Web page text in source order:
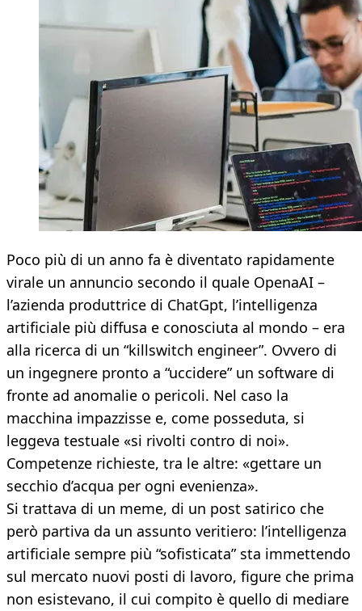
Poco più di un anno fa è diventato rapidamente
virale un annuncio secondo il quale OpenaAI –
l’azienda produttrice di ChatGpt, l’intelligenza
artificiale più diffusa e conosciuta al mondo – era
alla ricerca di un “killswitch engineer”. Ovvero di
un ingegnere pronto a “uccidere” un software di
fronte ad anomalie o pericoli. Nel caso la
macchina impazzisse e, come posseduta, si
leggeva testuale «si rivolti contro di noi».
Competenze richieste, tra le altre: «gettare un
secchio d’acqua per ogni evenienza».
Si trattava di un meme, di un post satirico che
però partiva da un assunto veritiero: l’intelligenza
artificiale sempre più “sofisticata” sta immettendo
sul mercato nuovi posti di lavoro, figure che prima
non esistevano, il cui compito è quello di mediare